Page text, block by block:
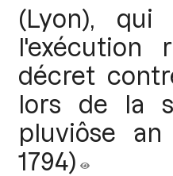
(Lyon), qui
l'exécution
décret
lors de la
pluviôse
1794)